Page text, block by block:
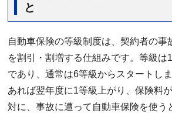
と
自動車保険の等級制度は、契約者の事
を割引・割増する仕組みです。等級は
であり、通常は6等級からスタートし
あれば翌年度に1等級上がり、保険料
対に、事故に遭って自動車保険を使う